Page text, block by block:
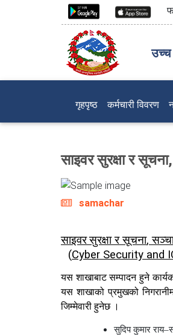
उच्च
गृहपृष्ठ(current)
कर्मचारी विवरण
साइवर सुरक्षा र
samachar
साइवरसुरक्षा र सूचना,
(Cyber Security and
यस शाखाबाट सम्पादन हुने
यस शाखाको प्रमुखको
जिम्मेवारी हुनेछ ।
सुदिप कुमार